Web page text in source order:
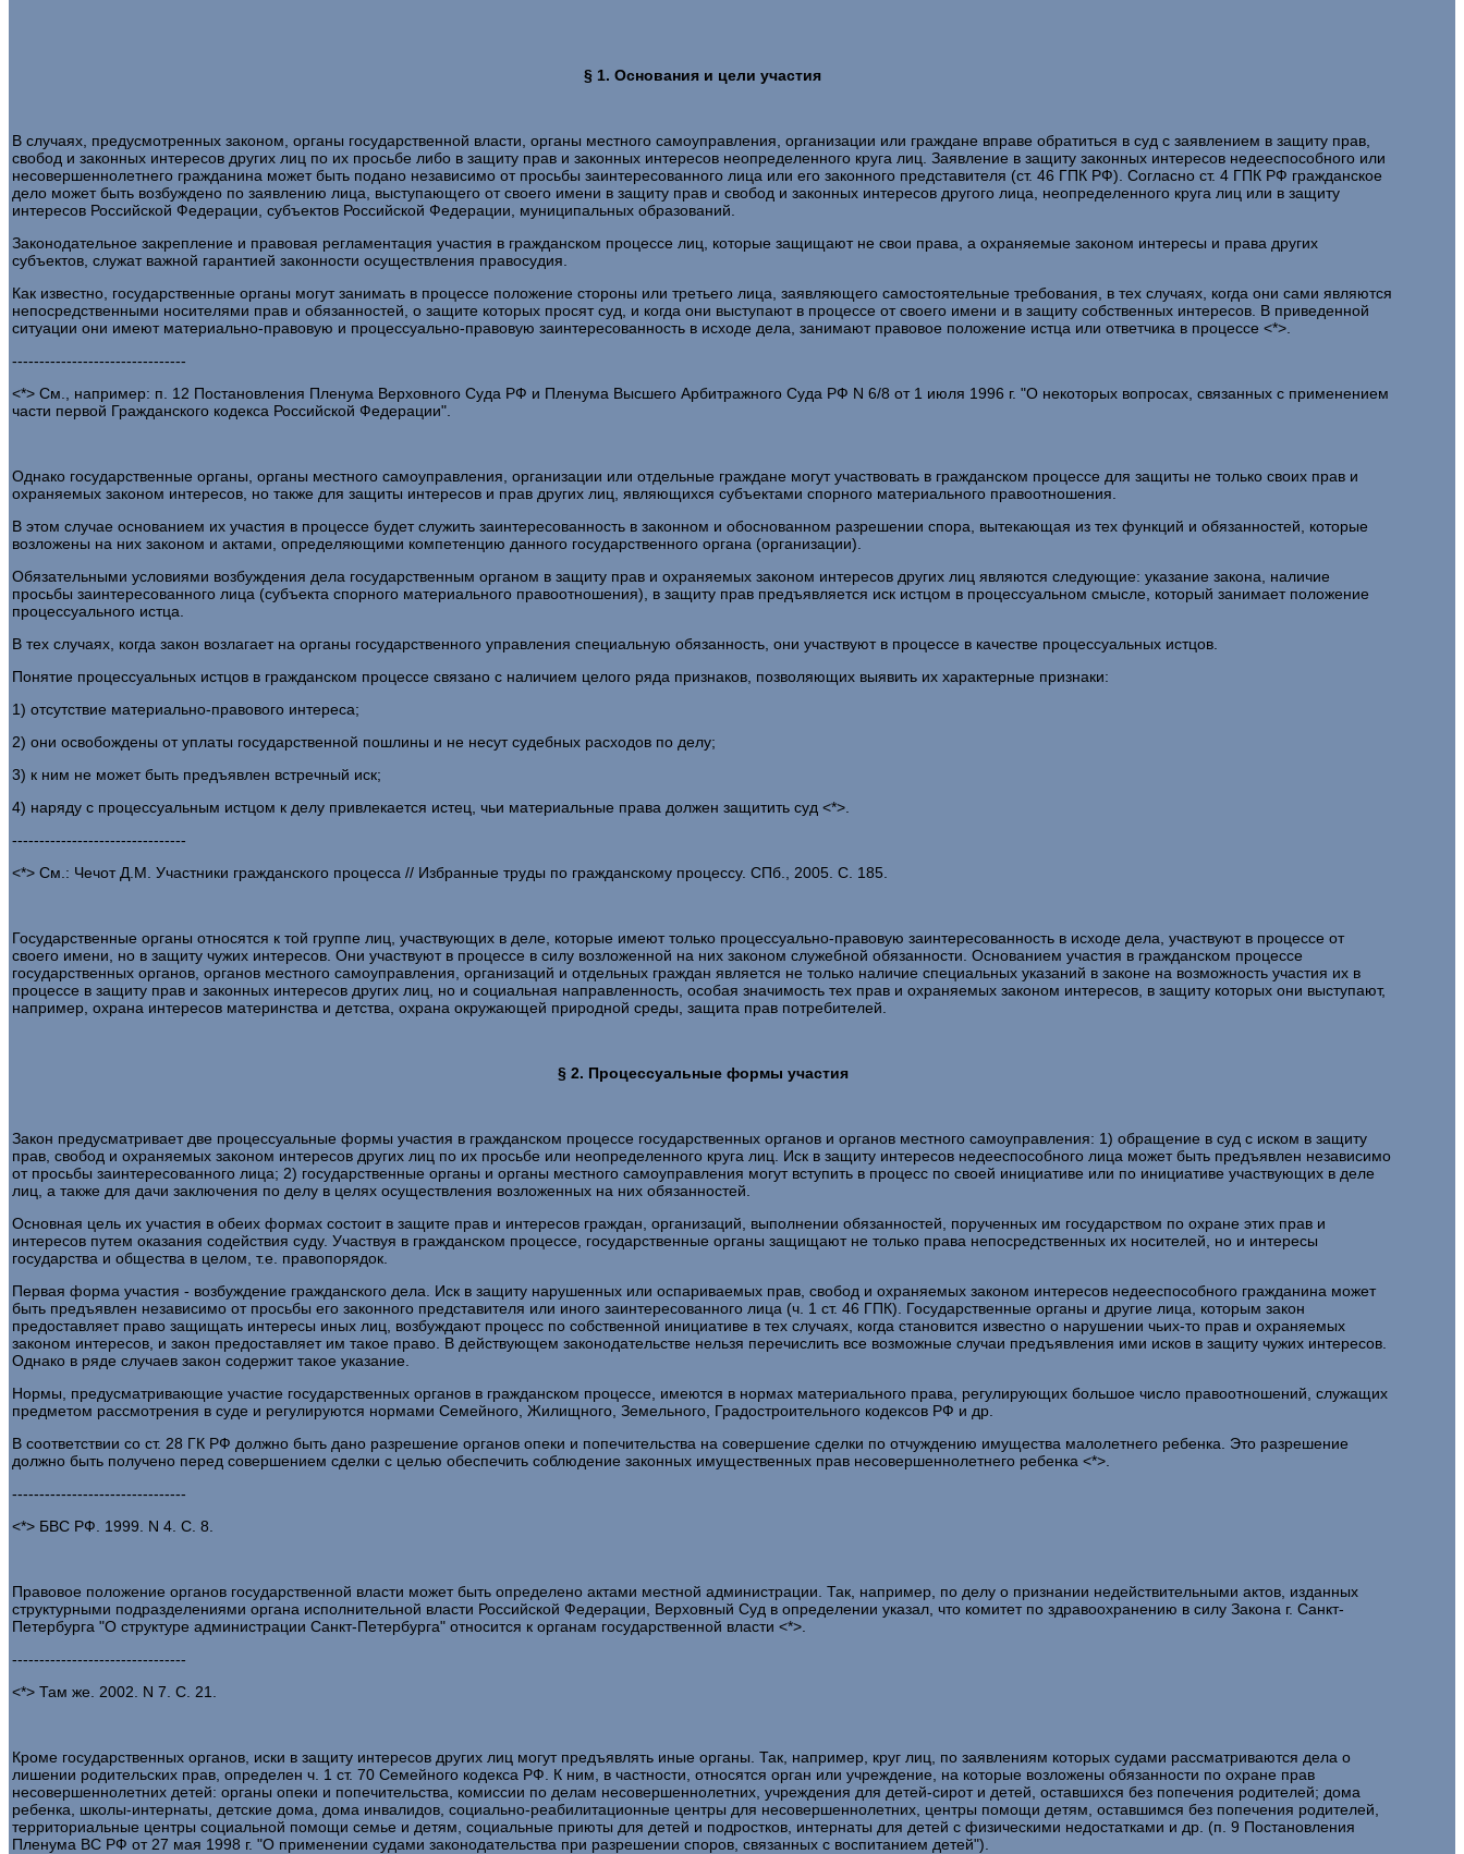
§ 1. Основания и цели участия
В случаях, предусмотренных законом, органы государственной власти, органы местного самоуправления, организации или граждане вправе обратиться в суд с заявлением в защиту прав,
свобод и законных интересов других лиц по их просьбе либо в защиту прав и законных интересов неопределенного круга лиц. Заявление в защиту законных интересов недееспособного или
несовершеннолетнего гражданина может быть подано независимо от просьбы заинтересованного лица или его законного представителя (ст. 46 ГПК РФ). Согласно ст. 4 ГПК РФ гражданское
дело может быть возбуждено по заявлению лица, выступающего от своего имени в защиту прав и свобод и законных интересов другого лица, неопределенного круга лиц или в защиту
интересов Российской Федерации, субъектов Российской Федерации, муниципальных образований.
Законодательное закрепление и правовая регламентация участия в гражданском процессе лиц, которые защищают не свои права, а охраняемые законом интересы и права других
субъектов, служат важной гарантией законности осуществления правосудия.
Как известно, государственные органы могут занимать в процессе положение стороны или третьего лица, заявляющего самостоятельные требования, в тех случаях, когда они сами являются
непосредственными носителями прав и обязанностей, о защите которых просят суд, и когда они выступают в процессе от своего имени и в защиту собственных интересов. В приведенной
ситуации они имеют материально-правовую и процессуально-правовую заинтересованность в исходе дела, занимают правовое положение истца или ответчика в процессе <*>.
--------------------------------
<*> См., например: п. 12 Постановления Пленума Верховного Суда РФ и Пленума Высшего Арбитражного Суда РФ N 6/8 от 1 июля 1996 г. "О некоторых вопросах, связанных с применением
части первой Гражданского кодекса Российской Федерации".
Однако государственные органы, органы местного самоуправления, организации или отдельные граждане могут участвовать в гражданском процессе для защиты не только своих прав и
охраняемых законом интересов, но также для защиты интересов и прав других лиц, являющихся субъектами спорного материального правоотношения.
В этом случае основанием их участия в процессе будет служить заинтересованность в законном и обоснованном разрешении спора, вытекающая из тех функций и обязанностей, которые
возложены на них законом и актами, определяющими компетенцию данного государственного органа (организации).
Обязательными условиями возбуждения дела государственным органом в защиту прав и охраняемых законом интересов других лиц являются следующие: указание закона, наличие
просьбы заинтересованного лица (субъекта спорного материального правоотношения), в защиту прав предъявляется иск истцом в процессуальном смысле, который занимает положение
процессуального истца.
В тех случаях, когда закон возлагает на органы государственного управления специальную обязанность, они участвуют в процессе в качестве процессуальных истцов.
Понятие процессуальных истцов в гражданском процессе связано с наличием целого ряда признаков, позволяющих выявить их характерные признаки:
1) отсутствие материально-правового интереса;
2) они освобождены от уплаты государственной пошлины и не несут судебных расходов по делу;
3) к ним не может быть предъявлен встречный иск;
4) наряду с процессуальным истцом к делу привлекается истец, чьи материальные права должен защитить суд <*>.
--------------------------------
<*> См.: Чечот Д.М. Участники гражданского процесса // Избранные труды по гражданскому процессу. СПб., 2005. С. 185.
Государственные органы относятся к той группе лиц, участвующих в деле, которые имеют только процессуально-правовую заинтересованность в исходе дела, участвуют в процессе от
своего имени, но в защиту чужих интересов. Они участвуют в процессе в силу возложенной на них законом служебной обязанности. Основанием участия в гражданском процессе
государственных органов, органов местного самоуправления, организаций и отдельных граждан является не только наличие специальных указаний в законе на возможность участия их в
процессе в защиту прав и законных интересов других лиц, но и социальная направленность, особая значимость тех прав и охраняемых законом интересов, в защиту которых они выступают,
например, охрана интересов материнства и детства, охрана окружающей природной среды, защита прав потребителей.
§ 2. Процессуальные формы участия
Закон предусматривает две процессуальные формы участия в гражданском процессе государственных органов и органов местного самоуправления: 1) обращение в суд с иском в защиту
прав, свобод и охраняемых законом интересов других лиц по их просьбе или неопределенного круга лиц. Иск в защиту интересов недееспособного лица может быть предъявлен независимо
от просьбы заинтересованного лица; 2) государственные органы и органы местного самоуправления могут вступить в процесс по своей инициативе или по инициативе участвующих в деле
лиц, а также для дачи заключения по делу в целях осуществления возложенных на них обязанностей.
Основная цель их участия в обеих формах состоит в защите прав и интересов граждан, организаций, выполнении обязанностей, порученных им государством по охране этих прав и
интересов путем оказания содействия суду. Участвуя в гражданском процессе, государственные органы защищают не только права непосредственных их носителей, но и интересы
государства и общества в целом, т.е. правопорядок.
Первая форма участия - возбуждение гражданского дела. Иск в защиту нарушенных или оспариваемых прав, свобод и охраняемых законом интересов недееспособного гражданина может
быть предъявлен независимо от просьбы его законного представителя или иного заинтересованного лица (ч. 1 ст. 46 ГПК). Государственные органы и другие лица, которым закон
предоставляет право защищать интересы иных лиц, возбуждают процесс по собственной инициативе в тех случаях, когда становится известно о нарушении чьих-то прав и охраняемых
законом интересов, и закон предоставляет им такое право. В действующем законодательстве нельзя перечислить все возможные случаи предъявления ими исков в защиту чужих интересов.
Однако в ряде случаев закон содержит такое указание.
Нормы, предусматривающие участие государственных органов в гражданском процессе, имеются в нормах материального права, регулирующих большое число правоотношений, служащих
предметом рассмотрения в суде и регулируются нормами Семейного, Жилищного, Земельного, Градостроительного кодексов РФ и др.
В соответствии со ст. 28 ГК РФ должно быть дано разрешение органов опеки и попечительства на совершение сделки по отчуждению имущества малолетнего ребенка. Это разрешение
должно быть получено перед совершением сделки с целью обеспечить соблюдение законных имущественных прав несовершеннолетнего ребенка <*>.
--------------------------------
<*> БВС РФ. 1999. N 4. С. 8.
Правовое положение органов государственной власти может быть определено актами местной администрации. Так, например, по делу о признании недействительными актов, изданных
структурными подразделениями органа исполнительной власти Российской Федерации, Верховный Суд в определении указал, что комитет по здравоохранению в силу Закона г. Санкт-
Петербурга "О структуре администрации Санкт-Петербурга" относится к органам государственной власти <*>.
--------------------------------
<*> Там же. 2002. N 7. С. 21.
Кроме государственных органов, иски в защиту интересов других лиц могут предъявлять иные органы. Так, например, круг лиц, по заявлениям которых судами рассматриваются дела о
лишении родительских прав, определен ч. 1 ст. 70 Семейного кодекса РФ. К ним, в частности, относятся орган или учреждение, на которые возложены обязанности по охране прав
несовершеннолетних детей: органы опеки и попечительства, комиссии по делам несовершеннолетних, учреждения для детей-сирот и детей, оставшихся без попечения родителей; дома
ребенка, школы-интернаты, детские дома, дома инвалидов, социально-реабилитационные центры для несовершеннолетних, центры помощи детям, оставшимся без попечения родителей,
территориальные центры социальной помощи семье и детям, социальные приюты для детей и подростков, интернаты для детей с физическими недостатками и др. (п. 9 Постановления
Пленума ВС РФ от 27 мая 1998 г. "О применении судами законодательства при разрешении споров, связанных с воспитанием детей").